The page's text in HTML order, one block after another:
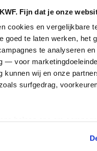
Fijn dat je onze
cookies en vergelijkbare
goed te laten werken, het
te analyseren
— voor
kunnen wij en onze
surfgedrag,
je toestemming op elk
Tom's badges